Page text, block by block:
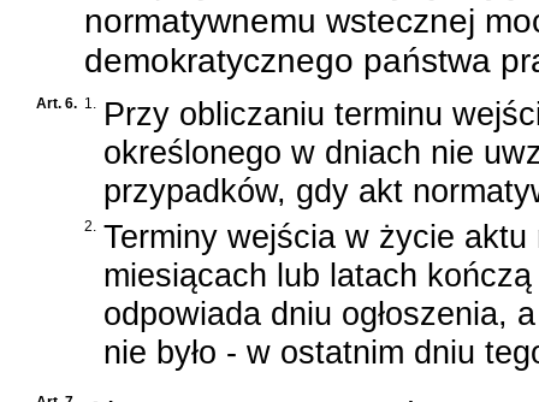
normatywnemu wstecznej
demokratycznego państwa
Art. 6. 1. Przy obliczaniu terminu
określonego w dniach nie
przypadków, gdy akt
2. Terminy wejścia w życie
miesiącach lub latach
odpowiada dniu ogłoszenia,
nie było - w ostatnim dniu